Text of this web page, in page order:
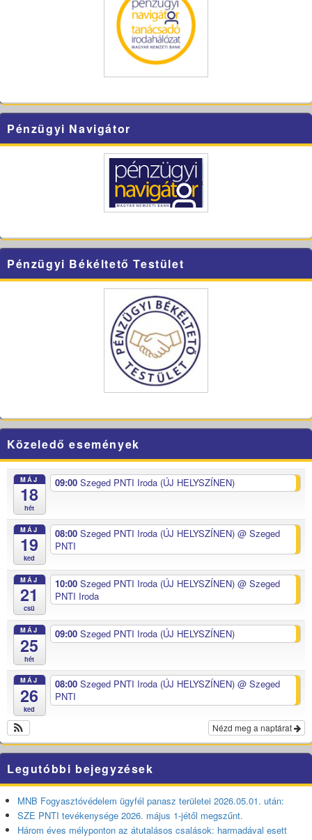
Pénzügyi Navigátor
Pénzügyi Békéltető Testület
Közeledő események
MÁJ
18
hét
09:00 Szeged PNTI Iroda (ÚJ HELYSZÍNEN)
MÁJ
19
ked
08:00 Szeged PNTI Iroda (ÚJ HELYSZÍNEN) @ Szeged
PNTI
MÁJ
21
csü
10:00 Szeged PNTI Iroda (ÚJ HELYSZÍNEN) @ Szeged
PNTI Iroda
MÁJ
25
hét
09:00 Szeged PNTI Iroda (ÚJ HELYSZÍNEN)
MÁJ
26
ked
08:00 Szeged PNTI Iroda (ÚJ HELYSZÍNEN) @ Szeged
PNTI
Nézd meg a naptárat
Legutóbbi bejegyzések
MNB Fogyasztóvédelem ügyfél panasz területei 2026.05.01. után:
SZE PNTI tevékenysége 2026. május 1-jétől megszűnt.
Három éves mélyponton az átutalásos csalások: harmadával esett